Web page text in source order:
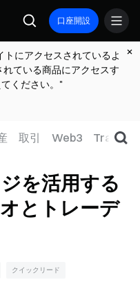
口座開設
にアクセスされているよ
ている商品にアクセスす
ください。"
取引 Web3 TradFi
を活用する
とトレーデ
クイックリード